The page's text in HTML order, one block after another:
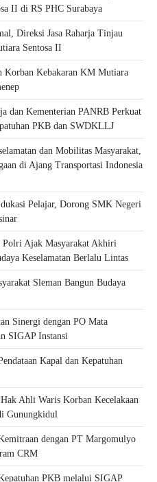
II di RS PHC Surabaya
Direksi Jasa Raharja Tinjau
Sentosa II
Korban Kebakaran KM Mutiara
dan Kementerian PANRB Perkuat
PKB dan SWDKLLJ
dan Mobilitas Masyarakat,
di Ajang Transportasi Indonesia
Pelajar, Dorong SMK Negeri
Polri Ajak Masyarakat Akhiri
Keselamatan Berlalu Lintas
Sleman Bangun Budaya
Sinergi dengan PO Mata
SIGAP Instansi
Kapal dan Kepatuhan
Ahli Waris Korban Kecelakaan
Gunungkidul
dengan PT Margomulyo
CRM
PKB melalui SIGAP